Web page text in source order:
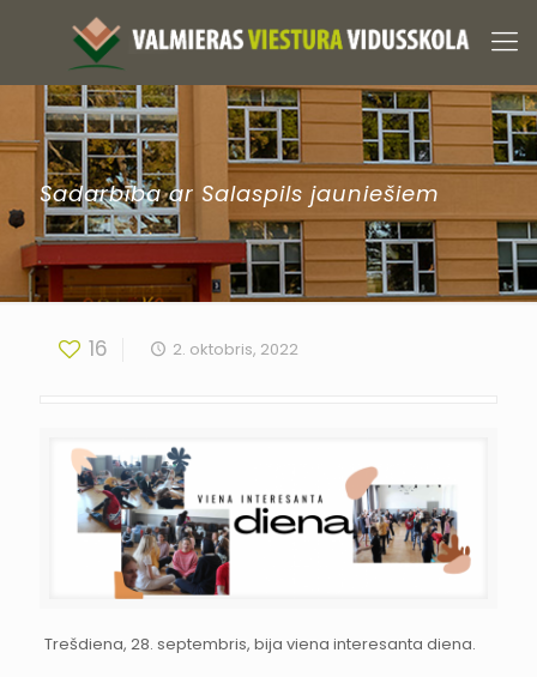
Sadarbība ar Salaspils jauniešiem
16 2. oktobris, 2022
Trešdiena, 28. septembris, bija viena interesanta diena.